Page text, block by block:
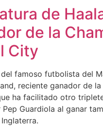
de
de la
City
famoso futbolista del
reciente ganador de
ha facilitado otro
Guardiola al ganar